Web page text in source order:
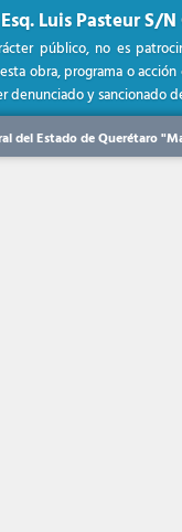
Luis Pasteur S/
público, no es
obra, programa o
denunciado y
del Estado de Querétaro